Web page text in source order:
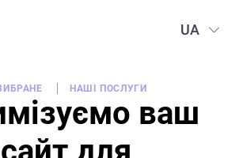
UA
НАШІ ПОСЛУГИ
ваш